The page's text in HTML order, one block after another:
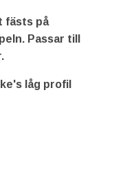
fästs på
Passar till
låg profil